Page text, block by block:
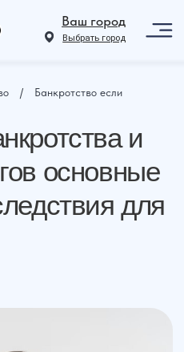
город
и
для